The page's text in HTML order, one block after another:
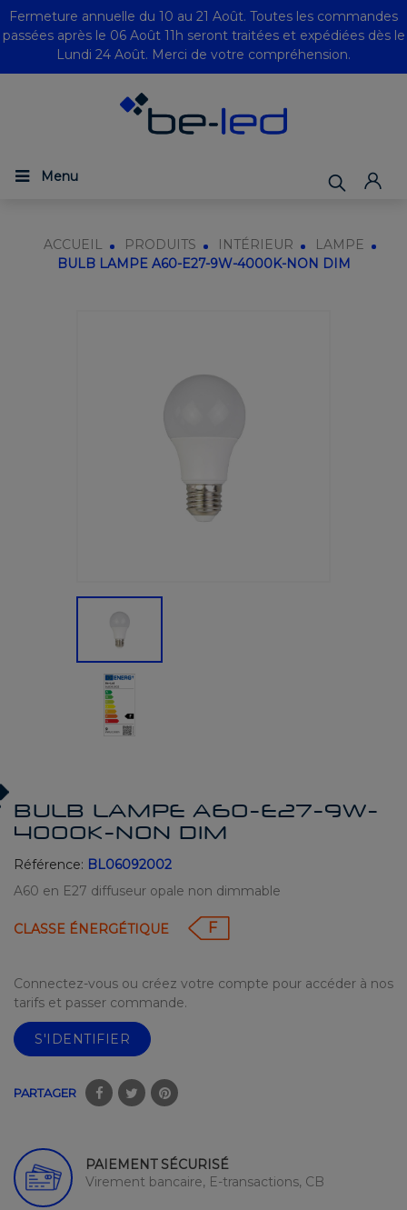
Fermeture annuelle du 10 au 21 Août. Toutes les commandes
passées après le 06 Août 11h seront traitées et expédiées dès le
Lundi 24 Août. Merci de votre compréhension.
Menu
ACCUEIL PRODUITS INTÉRIEUR
LAMPE
BULB LAMPE A60-E27-9W-4000K-NON DIM
BULB LAMPE A60-E27-9W-
4000K-NON DIM
Référence: BL06092002
A60 en E27 diffuseur opale non dimmable
CLASSE ÉNERGÉTIQUE F
Connectez-vous ou créez votre compte pour accéder à nos
tarifs et passer commande.
S'IDENTIFIER
PARTAGER
PAIEMENT SÉCURISÉ
Virement bancaire, E-transactions, CB